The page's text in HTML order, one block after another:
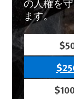
の人権を
ます。